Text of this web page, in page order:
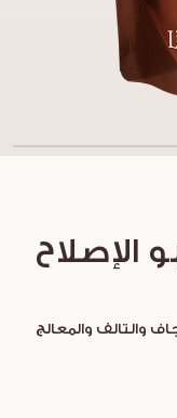
الإصلاح
والتالف والمعالج